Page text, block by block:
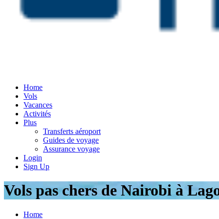
Home
Vols
Vacances
Activités
Plus
Transferts aéroport
Guides de voyage
Assurance voyage
Login
Sign Up
Vols pas chers de Nairobi à
Home